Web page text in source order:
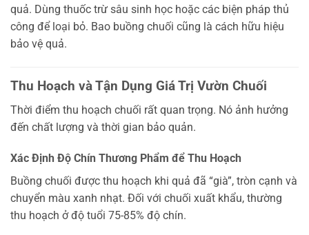
quả. Dùng thuốc trừ sâu sinh học hoặc các biện pháp thủ
công để loại bỏ. Bao buồng chuối cũng là cách hữu hiệu
bảo vệ quả.
Thu Hoạch và Tận Dụng Giá Trị Vườn Chuối
Thời điểm thu hoạch chuối rất quan trọng. Nó ảnh hưởng
đến chất lượng và thời gian bảo quản.
Xác Định Độ Chín Thương Phẩm để Thu Hoạch
Buồng chuối được thu hoạch khi quả đã “già”, tròn cạnh và
chuyển màu xanh nhạt. Đối với chuối xuất khẩu, thường
thu hoạch ở độ tuổi 75-85% độ chín.